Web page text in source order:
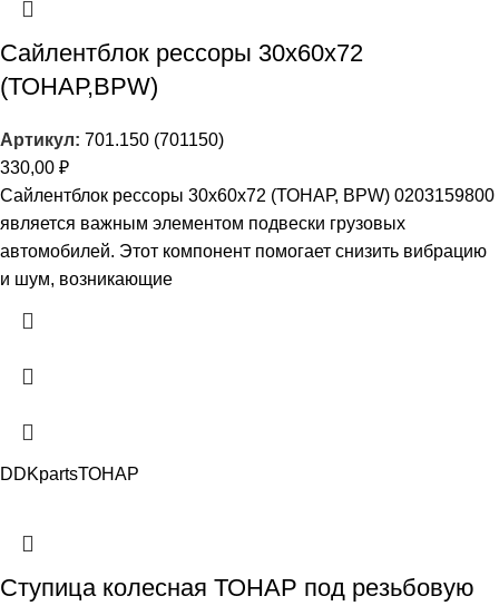
Сайлентблок рессоры 30х60х72
(ТОНАР,BPW)
Артикул: 701.150 (701150)
330,00 ₽
Сайлентблок рессоры 30х60х72 (ТОНАР, BPW) 0203159800
является важным элементом подвески грузовых
автомобилей. Этот компонент помогает снизить вибрацию
и шум, возникающие
DDKpartsТОНАР
Ступица колесная ТОНАР под резьбовую